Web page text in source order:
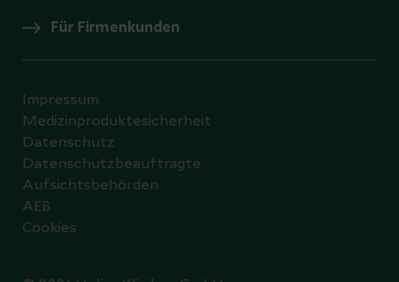
Für Firmenkunden
Impressum
Medizinproduktesicherheit
Datenschutz
Datenschutzbeauftragte
Aufsichtsbehörden
AEB
Cookies